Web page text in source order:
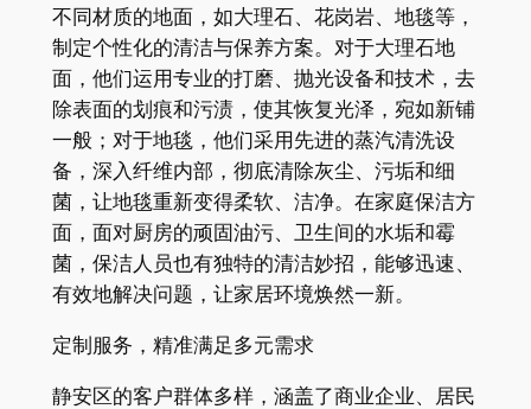
不同材质的地面，如大理石、花岗岩、地毯等，
制定个性化的清洁与保养方案。对于大理石地
面，他们运用专业的打磨、抛光设备和技术，去
除表面的划痕和污渍，使其恢复光泽，宛如新铺
一般；对于地毯，他们采用先进的蒸汽清洗设
备，深入纤维内部，彻底清除灰尘、污垢和细
菌，让地毯重新变得柔软、洁净。在家庭保洁方
面，面对厨房的顽固油污、卫生间的水垢和霉
菌，保洁人员也有独特的清洁妙招，能够迅速、
有效地解决问题，让家居环境焕然一新。
定制服务，精准满足多元需求
静安区的客户群体多样，涵盖了商业企业、居民